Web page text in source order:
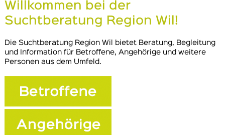
Willkommen bei der
Suchtberatung Region Wil!
Die Suchtberatung Region Wil bietet Beratung, Begleitung
und Information für Betroffene, Angehörige und weitere
Personen aus dem Umfeld.